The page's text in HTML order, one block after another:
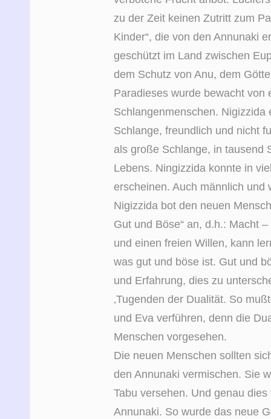
zu der Zeit keinen Zutritt zum
Kinder“, die von den Annunaki
geschützt im Land zwischen
dem Schutz von Anu, dem
Paradieses wurde bewacht von
Schlangenmenschen. Nigizzida
Schlange, freundlich und nicht
als große Schlange, in tausend
Lebens. Ningizzida konnte in
erscheinen. Auch männlich und
Nigizzida bot den neuen
Gut und Böse“ an, d.h.: Macht
und einen freien Willen, kann
was gut und böse ist. Gut und
und Erfahrung, dies zu
‚Tugenden der Dualität. So
und Eva verführen, denn die
Menschen vorgesehen.
Die neuen Menschen sollten
den Annunaki vermischen. Sie
Tabu versehen. Und genau dies
Annunaki. So wurde das neue